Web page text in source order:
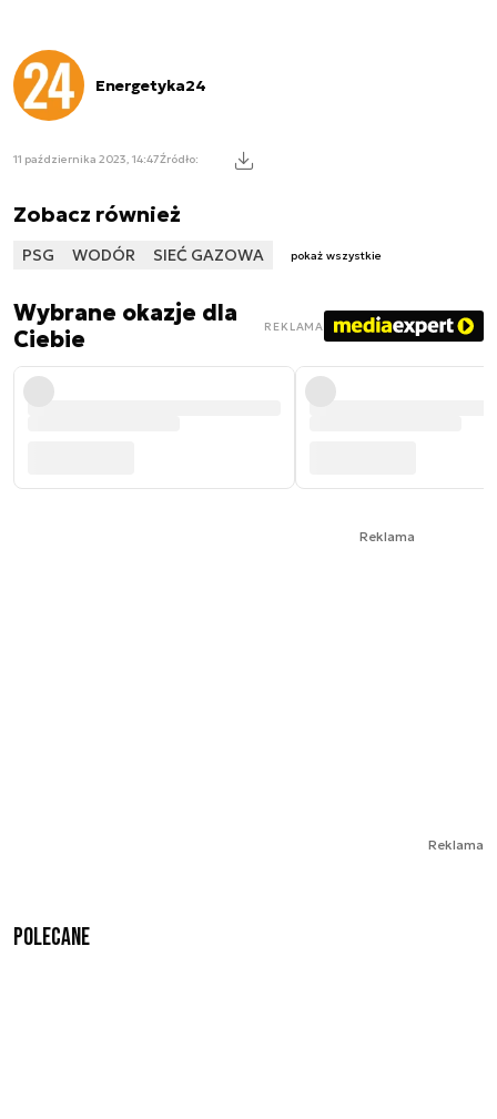
Energetyka24
11 października 2023, 14:47Źródło:
Zobacz również
PSG WODÓR SIEĆ GAZOWA pokaż wszystkie
Wybrane okazje dla
Ciebie
REKLAMA
Reklama
Reklama
Polecane